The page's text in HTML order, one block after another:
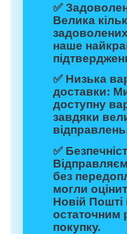
✅
Велика
задоволених
наше
✅ Низька
доставки:
доступну
завдяки
✅
без
могли
Новій Пошті
остаточним
покупку.